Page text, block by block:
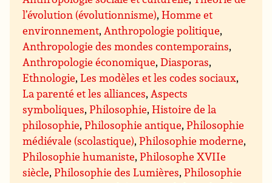
l’évolution (évolutionnisme),Homme et
environnement, Anthropologie politique,
Anthropologie des mondes contemporains,
Anthropologie économique,Diasporas,
Ethnologie,Les modèles et les codes sociaux,
La parenté et les alliances, Aspects
symboliques,Philosophie,Histoire de la
philosophie,Philosophie antique,Philosophie
médiévale (scolastique),Philosophie moderne,
Philosophie humaniste,Philosophe XVIIe
siècle,Philosophie des Lumières,Philosophie